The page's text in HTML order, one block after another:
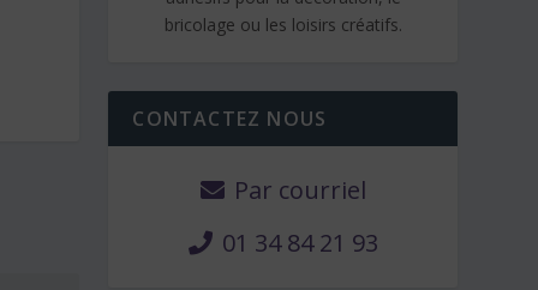
bricolage ou les loisirs créatifs.
CONTACTEZ NOUS
Par courriel
01 34 84 21 93